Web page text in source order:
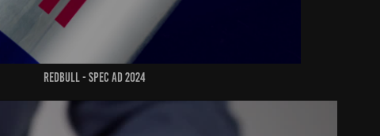
REdbull - spec ad 2024